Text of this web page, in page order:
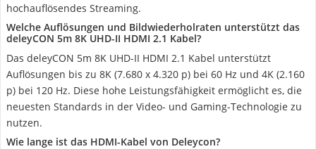
hochauflösendes Streaming.
Welche Auflösungen und Bildwiederholraten unterstützt das
deleyCON 5m 8K UHD-II HDMI 2.1 Kabel?
Das deleyCON 5m 8K UHD-II HDMI 2.1 Kabel unterstützt
Auflösungen bis zu 8K (7.680 x 4.320 p) bei 60 Hz und 4K (2.160
p) bei 120 Hz. Diese hohe Leistungsfähigkeit ermöglicht es, die
neuesten Standards in der Video- und Gaming-Technologie zu
nutzen.
Wie lange ist das HDMI-Kabel von Deleycon?